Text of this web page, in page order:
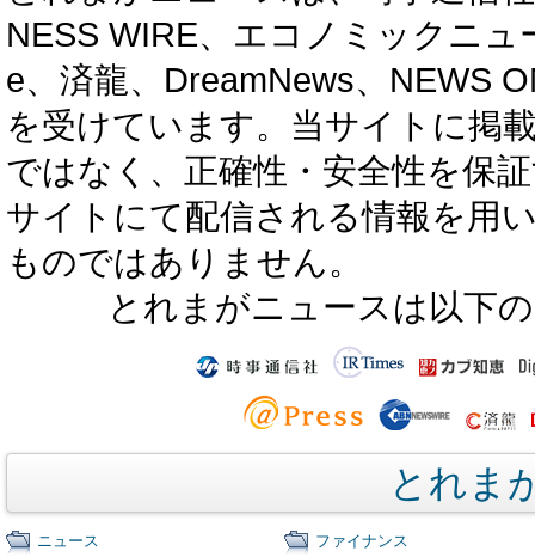
NESS WIRE、エコノミックニ
e、済龍、DreamNews、NEWS
を受けています。当サイトに掲
ではなく、正確性・安全性を保
サイトにて配信される情報を用
ものではありません。
とれまがニュースは以下
とれま
ニュース
ファイナンス